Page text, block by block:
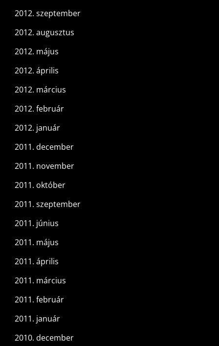
2012. szeptember
2012. augusztus
2012. május
2012. április
2012. március
2012. február
2012. január
2011. december
2011. november
2011. október
2011. szeptember
2011. június
2011. május
2011. április
2011. március
2011. február
2011. január
2010. december